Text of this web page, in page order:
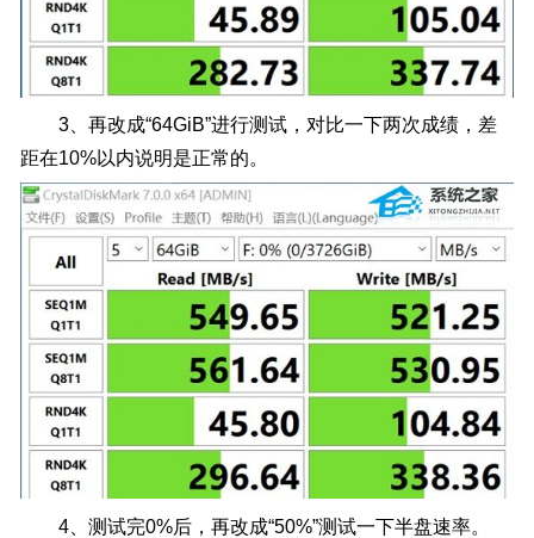
3、再改成“64GiB”进行测试，对比一下两次成绩，差
距在10%以内说明是正常的。
4、测试完0%后，再改成“50%”测试一下半盘速率。